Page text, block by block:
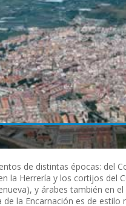
de distintas épocas: del
la Herrería y los cortijos del
y árabes también en
la Encarnación es de